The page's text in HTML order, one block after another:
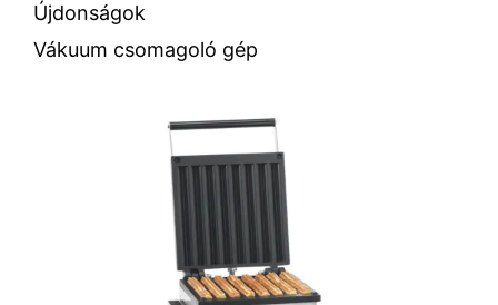
Újdonságok
Vákuum csomagoló gép